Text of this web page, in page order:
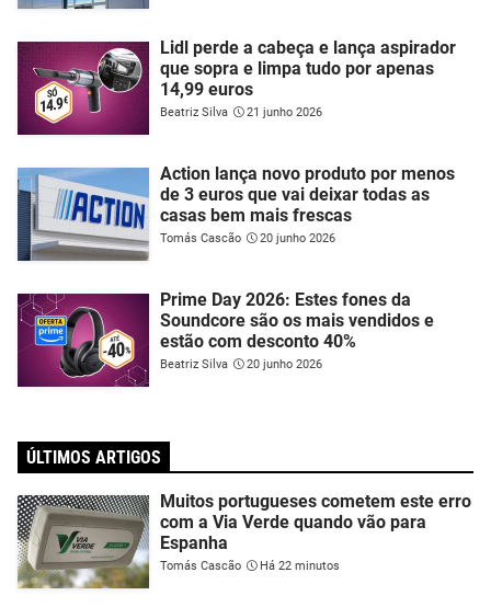
Lidl perde a cabeça e lança aspirador
que sopra e limpa tudo por apenas
14,99 euros
Beatriz Silva 21 junho 2026
Action lança novo produto por menos
de 3 euros que vai deixar todas as
casas bem mais frescas
Tomás Cascão 20 junho 2026
Prime Day 2026: Estes fones da
Soundcore são os mais vendidos e
estão com desconto 40%
Beatriz Silva 20 junho 2026
ÚLTIMOS ARTIGOS
Muitos portugueses cometem este erro
com a Via Verde quando vão para
Espanha
Tomás Cascão Há 22 minutos